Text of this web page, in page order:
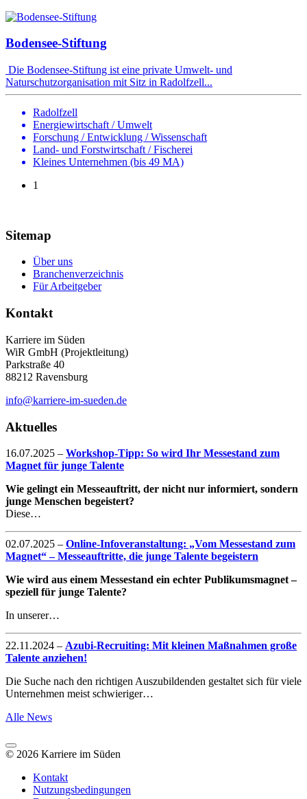
Bodensee-Stiftung
Die Bodensee-Stiftung ist eine private Umwelt- und
Naturschutzorganisation mit Sitz in Radolfzell...
Radolfzell
Energiewirtschaft / Umwelt
Forschung / Entwicklung / Wissenschaft
Land- und Forstwirtschaft / Fischerei
Kleines Unternehmen (bis 49 MA)
1
Sitemap
Über uns
Branchenverzeichnis
Für Arbeitgeber
Kontakt
Karriere im Süden
WiR GmbH (Projektleitung)
Parkstraße 40
88212 Ravensburg
info@karriere-im-sueden.de
Aktuelles
16.07.2025 – Workshop-Tipp: So wird Ihr Messestand zum
Magnet für junge Talente
Wie gelingt ein Messeauftritt, der nicht nur informiert, sondern
junge Menschen begeistert?
Diese…
02.07.2025 – Online-Infoveranstaltung: „Vom Messestand zum
Magnet“ – Messeauftritte, die junge Talente begeistern
Wie wird aus einem Messestand ein echter Publikumsmagnet –
speziell für junge Talente?
In unserer…
22.11.2024 – Azubi-Recruiting: Mit kleinen Maßnahmen große
Talente anziehen!
Die Suche nach den richtigen Auszubildenden gestaltet sich für viele
Unternehmen meist schwieriger…
Alle News
© 2026 Karriere im Süden
Kontakt
Nutzungsbedingungen